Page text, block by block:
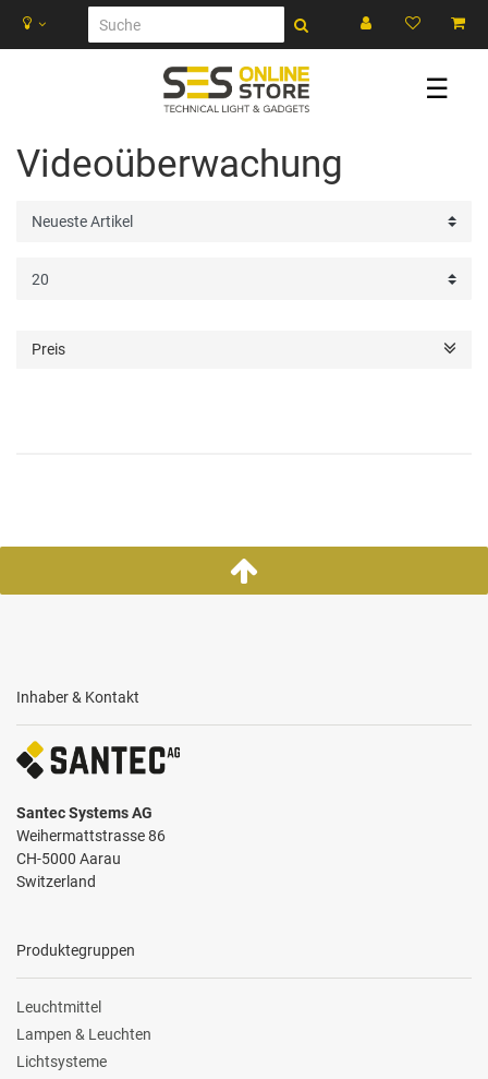
☰
Videoüberwachung
Preis
Inhaber & Kontakt
Santec Systems AG
Weihermattstrasse 86
CH-5000 Aarau
Switzerland
Produktegruppen
Leuchtmittel
Lampen & Leuchten
Lichtsysteme